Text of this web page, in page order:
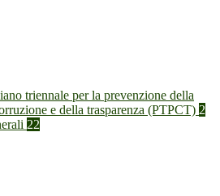
triennale per la prevenzione della
e della trasparenza (PTPCT) 2
22